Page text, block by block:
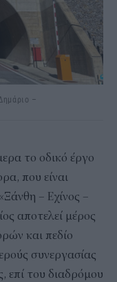
–
το οδικό έργο
που είναι
– Εχίνος –
αποτελεί μέρος
και πεδίο
συνεργασίας
επί του διαδρόμου